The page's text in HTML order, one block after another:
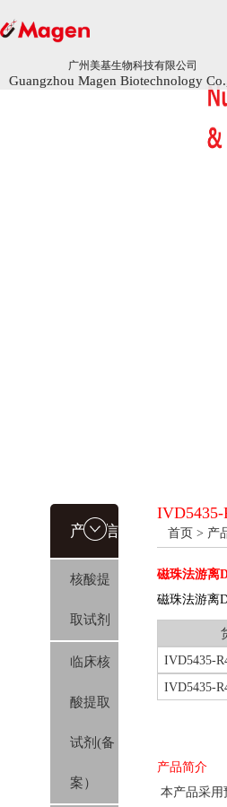
广州美基生物科技有限公司
Guangzhou Magen Biotechnology
广州美基生物科技有限公司
Guangzhou Magen Biotechnology
产品信
息
核酸提
取试剂
临床核
酸提取
试剂(备
案）
IVD5435-
首页 > 产
磁珠法游离
磁珠法游离
IVD5435-
IVD5435-
产品简介
本产品采用